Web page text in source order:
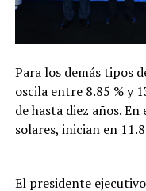
Para los demás tipos
oscila entre 8.85 % y
de hasta diez años.
solares, inician en
El presidente